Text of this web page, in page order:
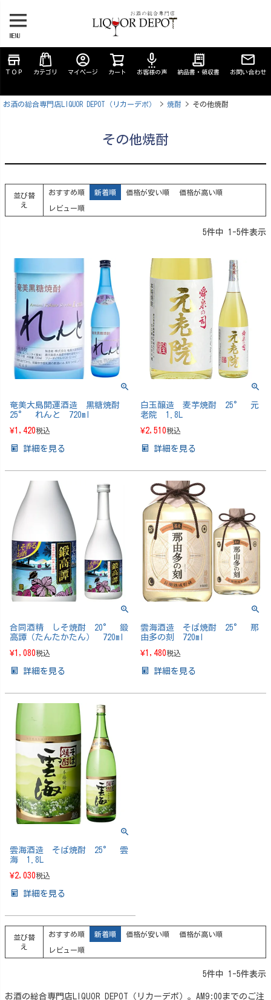
MENU
store
ＴＯＰ カテゴリ
account_circle
マイページ カート
settings_voice
お客様の声
receipt_long
納品書・領収書 お問い合わせ
お酒の総合専門店LIQUOR DEPOT（リカーデポ） 焼酎 その他焼酎
その他焼酎
並び替
え
おすすめ順 新着順 価格が安い順 価格が高い順
レビュー順
5件中 1 -5件表示
奄美大島開運酒造 黒糖焼酎
25° れんと 720ml
¥1,420税込
詳細を見る
白玉醸造 麦芋焼酎 25° 元
老院 1.8L
¥2,510税込
詳細を見る
合同酒精 しそ焼酎 20° 鍛
高譚（たんたかたん） 720ml
¥1,080税込
詳細を見る
雲海酒造 そば焼酎 25° 那
由多の刻 720ml
¥1,480税込
詳細を見る
雲海酒造 そば焼酎 25° 雲
海 1.8L
¥2,030税込
詳細を見る
並び替
え
おすすめ順 新着順 価格が安い順 価格が高い順
レビュー順
5件中 1 -5件表示
お酒の総合専門店LIQUOR DEPOT（リカーデポ）。AM9:00までのご注